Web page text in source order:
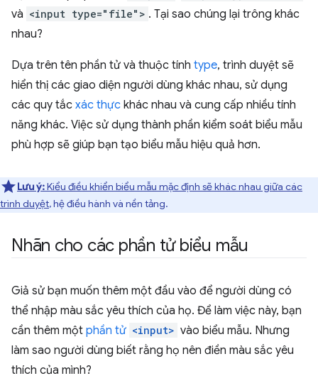
và <input type="file"> . Tại sao chúng lại trông khác
nhau?
Dựa trên tên phần tử và thuộc tính type, trình duyệt sẽ
hiển thị các giao diện người dùng khác nhau, sử dụng
các quy tắc xác thực khác nhau và cung cấp nhiều tính
năng khác. Việc sử dụng thành phần kiểm soát biểu mẫu
phù hợp sẽ giúp bạn tạo biểu mẫu hiệu quả hơn.
Lưu ý:Kiểu điều khiển biểu mẫu mặc định sẽ khác nhau giữa các
trình duyệt, hệ điều hành và nền tảng.
Nhãn cho các phần tử biểu mẫu
Giả sử bạn muốn thêm một đầu vào để người dùng có
thể nhập màu sắc yêu thích của họ. Để làm việc này, bạn
cần thêm một phần tử <input> vào biểu mẫu. Nhưng
làm sao người dùng biết rằng họ nên điền màu sắc yêu
thích của mình?